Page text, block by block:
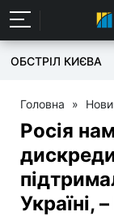
ОБСТРІЛ КИЄВА
Головна »
Росія
Україні,